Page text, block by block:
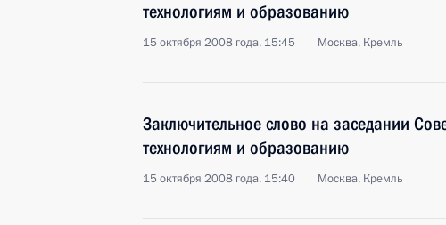
технологиям и образованию
15 октября 2008 года, 15:45 Москва, Кремль
Заключительное слово на заседании
технологиям и образованию
15 октября 2008 года, 15:40 Москва, Кремль